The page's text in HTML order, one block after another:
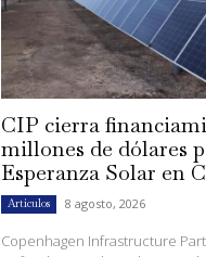
CIP cierra
millones de dólares
Esperanza Solar en
Artículos 8 agosto, 2026
Copenhagen Infrastructure